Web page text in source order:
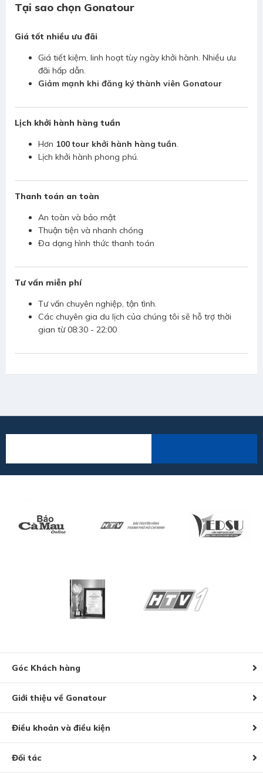
Tại sao chọn Gonatour
Giá tốt nhiều ưu đãi
Giá tiết kiệm, linh hoạt tùy ngày khởi hành. Nhiều ưu
đãi hấp dẫn.
Giảm mạnh khi đăng ký thành viên Gonatour
Lịch khởi hành hàng tuần
Hơn 100 tour khởi hành hàng tuần.
Lịch khởi hành phong phú.
Thanh toán an toàn
An toàn và bảo mật
Thuận tiện và nhanh chóng
Đa dạng hình thức thanh toán
Tư vấn miễn phí
Tư vấn chuyên nghiệp, tận tình.
Các chuyên gia du lịch của chúng tôi sẽ hỗ trợ thời
gian từ 08:30 - 22:00
Góc Khách hàng
Giới thiệu về Gonatour
Điều khoản và điều kiện
Đối tác